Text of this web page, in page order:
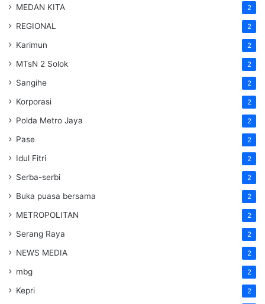
MEDAN KITA 2
REGIONAL 2
Karimun 2
MTsN 2 Solok 2
Sangihe 2
Korporasi 2
Polda Metro Jaya 2
Pase 2
Idul Fitri 2
Serba-serbi 2
Buka puasa bersama 2
METROPOLITAN 2
Serang Raya 2
NEWS MEDIA 2
mbg 2
Kepri 2